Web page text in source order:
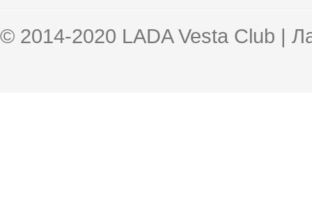
© 2014-2020 LADA Vesta Club |